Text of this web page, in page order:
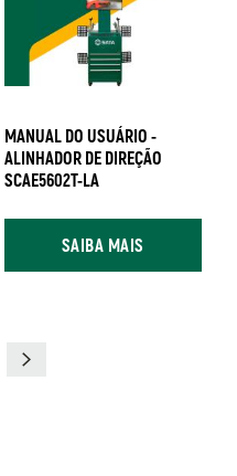
MANUAL DO USUÁRIO -
ALINHADOR DE DIREÇÃO
SCAE5602T-LA
SAIBA MAIS
Próxima